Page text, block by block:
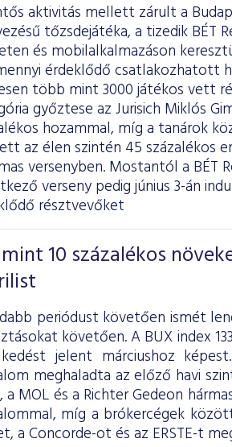
aktivitás mellett zárult a
tőzsdejátéka, a tizedik BÉT
és mobilalkalmazáson
érdeklődő csatlakozhatott
több mint 3000 játékos vett
győztese az Jurisich Miklós
hozammal, míg a tanárok
az élen szintén 45 százalékos
versenyben. Mostantól a
verseny pedig június 3-án
résztvevőket
10 százalékos
periódust követően ismét
követően. A BUX index
jelent márciushoz
meghaladta az előző havi
a MOL és a Richter Gedeon
míg a brókercégek
a Concorde-ot és az ERSTE-t